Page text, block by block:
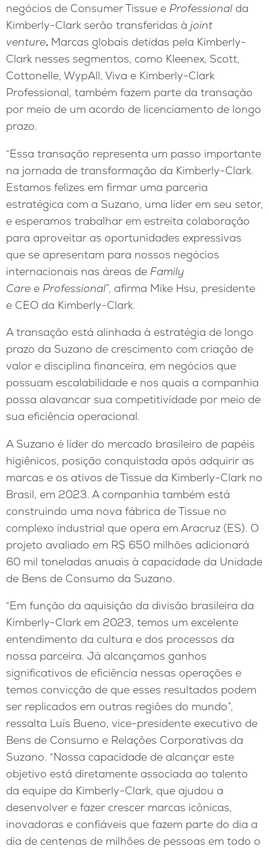
negócios de Consumer Tissue e Professional da
Kimberly-Clark serão transferidas à joint
venture. Marcas globais detidas pela Kimberly-
Clark nesses segmentos, como Kleenex, Scott,
Cottonelle, WypAll, Viva e Kimberly-Clark
Professional, também fazem parte da transação
por meio de um acordo de licenciamento de longo
prazo.
“Essa transação representa um passo importante
na jornada de transformação da Kimberly-Clark.
Estamos felizes em firmar uma parceria
estratégica com a Suzano, uma líder em seu setor,
e esperamos trabalhar em estreita colaboração
para aproveitar as oportunidades expressivas
que se apresentam para nossos negócios
internacionais nas áreas de Family
Care e Professional”, afirma Mike Hsu, presidente
e CEO da Kimberly-Clark.
A transação está alinhada à estratégia de longo
prazo da Suzano de crescimento com criação de
valor e disciplina financeira, em negócios que
possuam escalabilidade e nos quais a companhia
possa alavancar sua competitividade por meio de
sua eficiência operacional.
A Suzano é líder do mercado brasileiro de papéis
higiênicos, posição conquistada após adquirir as
marcas e os ativos de Tissue da Kimberly-Clark no
Brasil, em 2023. A companhia também está
construindo uma nova fábrica de Tissue no
complexo industrial que opera em Aracruz (ES). O
projeto avaliado em R$ 650 milhões adicionará
60 mil toneladas anuais à capacidade da Unidade
de Bens de Consumo da Suzano.
“Em função da aquisição da divisão brasileira da
Kimberly-Clark em 2023, temos um excelente
entendimento da cultura e dos processos da
nossa parceira. Já alcançamos ganhos
significativos de eficiência nessas operações e
temos convicção de que esses resultados podem
ser replicados em outras regiões do mundo”,
ressalta Luís Bueno, vice-presidente executivo de
Bens de Consumo e Relações Corporativas da
Suzano. “Nossa capacidade de alcançar este
objetivo está diretamente associada ao talento
da equipe da Kimberly-Clark, que ajudou a
desenvolver e fazer crescer marcas icônicas,
inovadoras e confiáveis que fazem parte do dia a
dia de centenas de milhões de pessoas em todo o